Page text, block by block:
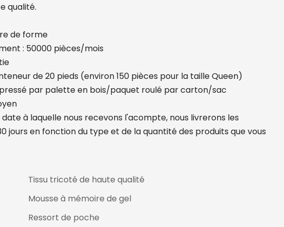
qualité.
de forme
: 50000 pièces/mois
de 20 pieds (environ 150 pièces pour la taille Queen)
par palette en bois/paquet roulé par carton/sac
à laquelle nous recevons l'acompte, nous livrerons les
jours en fonction du type et de la quantité des produits que vous
Tissu tricoté de haute qualité
Mousse à mémoire de gel
Ressort de poche